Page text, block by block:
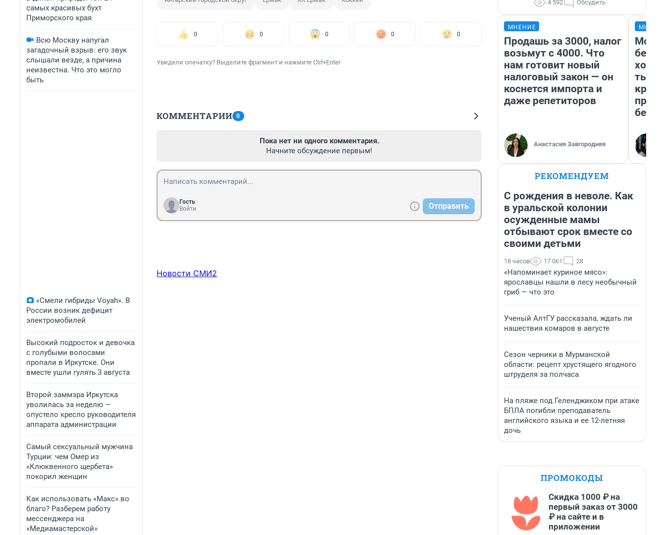
самых красивых бухт
Приморского края
Всю Москву напугал
загадочный взрыв: его звук
слышали везде, а причина
неизвестна. Что это могло
быть
«Смели гибриды Voyah». В
России возник дефицит
электромобилей
Высокий подросток и девочка
с голубыми волосами
пропали в Иркутске. Они
вместе ушли гулять 3 августа
Второй заммэра Иркутска
уволилась за неделю —
опустело кресло руководителя
аппарата администрации
Самый сексуальный мужчина
Турции: чем Омер из
«Клюквенного щербета»
покорил женщин
Как использовать «Макс» во
благо? Разберем работу
мессенджера на
«Медиамастерской»
0 0 0 0 0
Увидели опечатку? Выделите фрагмент и нажмите Ctrl+Enter
КОММЕНТАРИИ 0
Пока нет ни одного комментария.
Начните обсуждение первым!
Гость
Войти
Отправить
Новости СМИ2
4 592 Обсудить
МНЕНИЕ
Продашь за 3000, налог
возьмут с 4000. Что
нам готовит новый
налоговый закон — он
коснется импорта и
даже репетиторов
Анастасия Завгородняя
Мой
РЕКОМЕНДУЕМ
С рождения в неволе. Как
в уральской колонии
осужденные мамы
отбывают срок вместе со
своими детьми
18 часов 17 061 28
«Напоминает куриное мясо»:
ярославцы нашли в лесу необычный
гриб — что это
Ученый АлтГУ рассказала, ждать ли
нашествия комаров в августе
Сезон черники в Мурманской
области: рецепт хрустящего ягодного
штруделя за полчаса
На пляже под Геленджиком при атаке
БПЛА погибли преподаватель
английского языка и ее 12-летняя
дочь
ПРОМОКОДЫ
Скидка 1000 ₽ на
первый заказ от 3000
₽ на сайте и в
приложении